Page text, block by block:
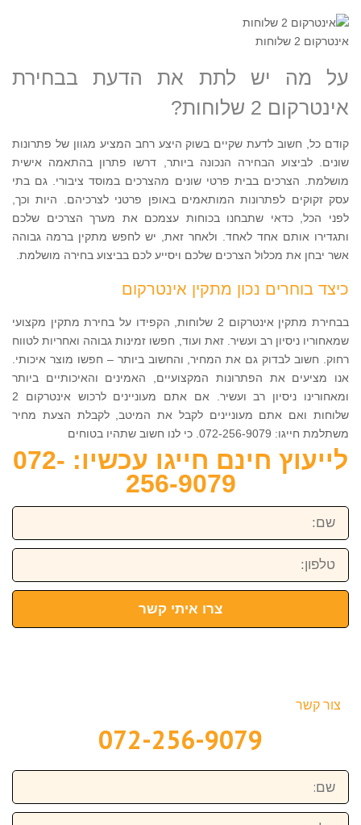
אינטרקום 2 שלוחות
על מה יש לתת את הדעת בבחירת
אינטרקום 2 שלוחות?
קודם כל, חשוב לדעת שקיים בשוק היצע רחב המציע מגוון של פתרונות
שונים. לביצוע הבחירה הנכונה ביותר, דרשו פתרון בהתאמה אישית
מושלמת. הצרכים בבית פרטי שונים מהצרכים במוסד ציבורי. גם בתי
עסק זקוקים לפתרונות המותאמים באופן פרטני לצרכיהם. היות וכך,
לפני הכל, כדאי שתבחנו בכוחות עצמכם את מערך הצרכים שלכם
ותגדירו אותם אחד לאחד. ולאחר זאת, יש לחפש מתקין ברמה גבוהה
אשר יבחן את מכלול הצרכים שלכם ויסייע לכם בביצוע בחירה מושלמת.
כיצד בוחרים נכון מתקין אינטרקום
בבחירת מתקין אינטרקום 2 שלוחות, הקפידו על בחירת מתקין מקצועי
שמאחוריו ניסיון רב ועשיר. זאת ועוד, חפשו זמינות גבוהה ואחריות לטווח
רחוק. חשוב לבדוק גם את המחיר, והחשוב ביותר – חפשו מוצר איכותי.
אנו מציעים את הפתרונות המקצועיים, האמינים והאיכותיים ביותר
ומאחורינו ניסיון רב ועשיר. אם אתם מעוניינים לרכוש אינטרקום 2
שלוחות ואם אתם מעוניינים לקבל את המיטב, לקבלת הצעת מחיר
משתלמת חייגו: 072-256-9079. כי לנו חשוב שתהיו בטוחים
לייעוץ חינם חייגו עכשיו: 072-
256-9079
שם:
טלפון:
צרו איתי קשר
צור קשר
072-256-9079
שם:
טלפון: